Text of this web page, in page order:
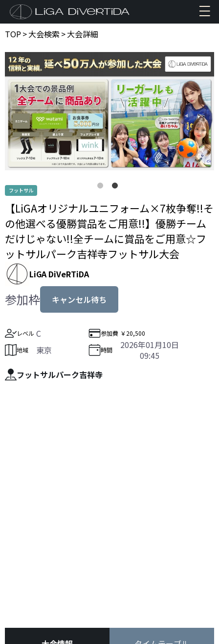
TOP>大会検索 >大会詳細
フットサルパーク吉祥寺
フットサル
【LiGAオリジナルユニフォーム×7枚争奪!!そ
の他選べる優勝賞品をご用意!!】優勝チーム
だけじゃない!!全チームに賞品をご用意☆フ
ットサルパーク吉祥寺フットサル大会
LiGA DiVeRTiDA
参加枠 キャンセル待ち
レベル C 参加費 ￥20,500
地域
東京 時間
2026年01月10日
09:45